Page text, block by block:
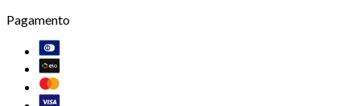
Pagamento